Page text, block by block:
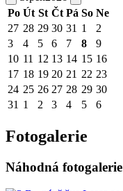
Po Út St Čt Pá So Ne
27 28 29 30 31 1
2
3
4 5 6 7 8
9
10 11 12 13 14 15 16
17 18 19 20 21 22 23
24 25 26 27 28 29 30
31 1 2 3 4 5 6
Fotogalerie
Náhodná fotogalerie